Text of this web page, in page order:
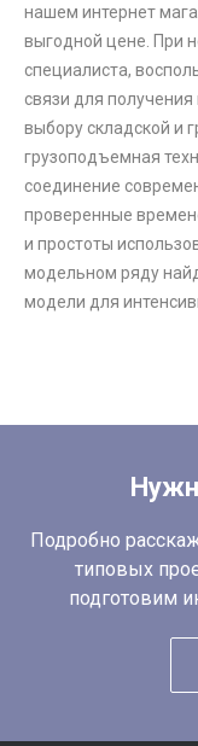
нашем интернет
выгодной цене. При
специалиста,
связи для
выбору складской и
грузоподъемная
соединение
проверенные
и простоты
модельном ряду
модели для
Подробно
типовых
подготовим